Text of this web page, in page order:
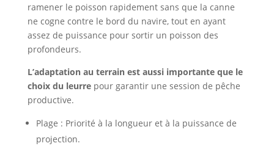
ramener le poisson rapidement sans que la canne
ne cogne contre le bord du navire, tout en ayant
assez de puissance pour sortir un poisson des
profondeurs.
L’adaptation au terrain est aussi importante que le
choix du leurrepour garantir une session de pêche
productive.
Plage : Priorité à la longueur et à la puissance de
projection.